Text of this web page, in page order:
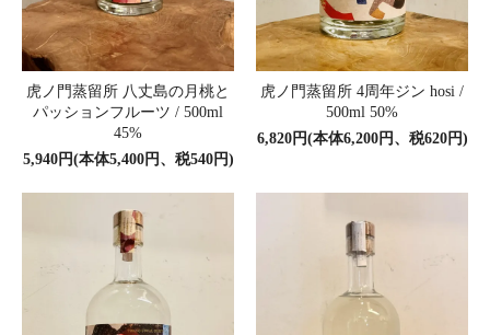
虎ノ門蒸留所 八丈島の月桃と
パッションフルーツ / 500ml
45%
5,940円(本体5,400円、税540円)
虎ノ門蒸留所 4周年ジン hosi /
500ml 50%
6,820円(本体6,200円、税620円)